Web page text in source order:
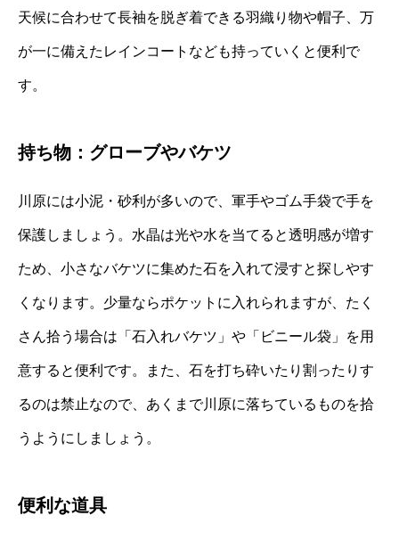
天候に合わせて長袖を脱ぎ着できる羽織り物や帽子、万
が一に備えたレインコートなども持っていくと便利で
す。
持ち物：グローブやバケツ
川原には小泥・砂利が多いので、軍手やゴム手袋で手を
保護しましょう。水晶は光や水を当てると透明感が増す
ため、小さなバケツに集めた石を入れて浸すと探しやす
くなります。少量ならポケットに入れられますが、たく
さん拾う場合は「石入れバケツ」や「ビニール袋」を用
意すると便利です。また、石を打ち砕いたり割ったりす
るのは禁止なので、あくまで川原に落ちているものを拾
うようにしましょう。
便利な道具